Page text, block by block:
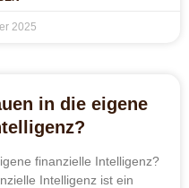
2025
in die eigene
finanzielle Intelligenz?
Intelligenz ist ein